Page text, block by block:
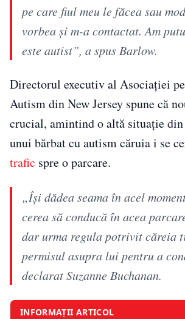
pe care fiul meu le făcea sau
vorbea și m-a contactat. Am
este autist”, a spus Barlow.
Directorul executiv al Asociației
Autism din New Jersey spune că
crucial, amintind o altă situație
unui bărbat cu autism căruia i se
trafic spre o parcare.
„Își dădea seama în acel
cerea să conducă în acea
dar urma regula potrivit căreia
permisul asupra lui pentru a
declarat Suzanne Buchanan.
INFORMAȚII ARTICOL